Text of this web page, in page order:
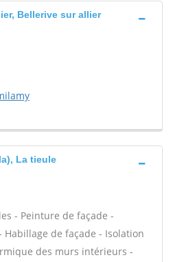
Bellerive sur allier
La tieule
- Peinture de façade -
de façade - Isolation
des murs intérieurs -